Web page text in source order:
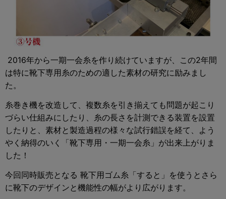
2016年から一期一会糸を作り続けていますが、この2年間
は特に靴下専用糸のための適した素材の研究に励みまし
た。
糸巻き機を改造して、複数糸を引き揃えても問題が起こり
づらい仕組みにしたり、糸の長さを計測できる装置を設置
したりと、素材と製造過程の様々な試行錯誤を経て、よう
やく納得のいく「靴下専用・一期一会糸」が出来上がりま
した！
今回同時販売となる 靴下用ゴム糸「すると」を使うとさら
に靴下のデザインと機能性の幅がより広がります。